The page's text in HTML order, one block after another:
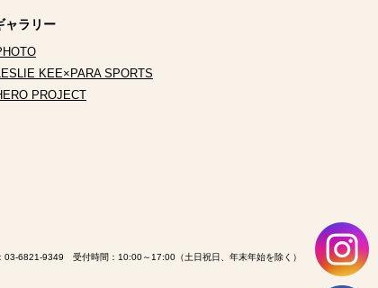
ャラリー
KEE×PARA SPORTS
PROJECT
03-6821-9349 受付時間：10:00～17:00（土日祝日、年末年始を除く）